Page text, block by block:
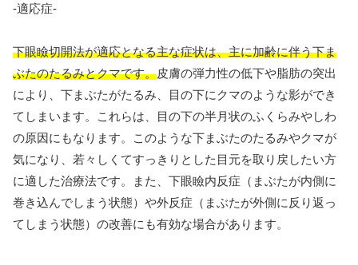
-適応症-
下眼瞼切開法が適応となる主な症状は、主に加齢に伴う下ま
ぶたのたるみとクマです。皮膚の弾力性の低下や脂肪の突出
により、下まぶたがたるみ、目の下にクマのような影ができ
てしまいます。これらは、目の下の半月状のふくらみやしわ
の原因にもなります。このような下まぶたのたるみやクマが
気になり、若々しくてすっきりとした目元を取り戻したい方
に適した治療法です。また、下眼瞼内反症（まぶたが内側に
巻き込んでしまう状態）や外反症（まぶたが外側に反り返っ
てしまう状態）の改善にも有効な場合があります。